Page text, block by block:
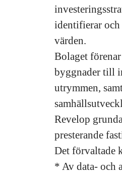
identifierar och
värden.
Bolaget
byggnader till
utrymmen,
Revelop
presterande
Det förvaltade
* Av data- och